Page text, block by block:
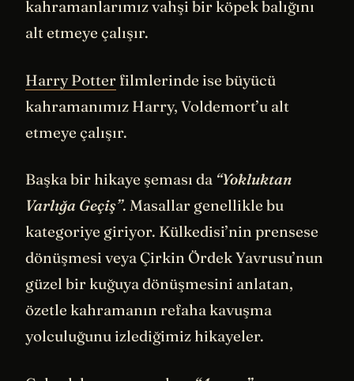
kahramanlarımız vahşi bir köpek balığını
alt etmeye çalışır.
Harry Potter filmlerinde ise büyücü
kahramanımız Harry, Voldemort’u alt
etmeye çalışır.
Başka bir hikaye şeması da “Yokluktan
Varlığa Geçiş”. Masallar genellikle bu
kategoriye giriyor. Külkedisi’nin prensese
dönüşmesi veya Çirkin Ördek Yavrusu’nun
güzel bir kuğuya dönüşmesini anlatan,
özetle kahramanın refaha kavuşma
yolculuğunu izlediğimiz hikayeler.